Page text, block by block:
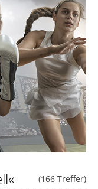
(166 Treffer)